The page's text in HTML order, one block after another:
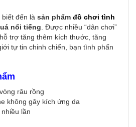
đến là sản phẩm đồ chơi tình
nổi tiếng . Được nhiều “dân chơi”
trợ tăng thêm kích thước, tăng
tự tin chinh chiến, bạn tình phấn
râu rồng
không gây kích ứng da
lần